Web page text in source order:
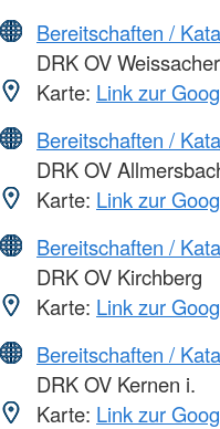
Bereitschaften /
DRK OV
Karte: Link zur
Bereitschaften /
DRK OV
Karte: Link zur
Bereitschaften /
DRK OV Kirchberg
Karte: Link zur
Bereitschaften /
DRK OV Kernen i.
Karte: Link zur